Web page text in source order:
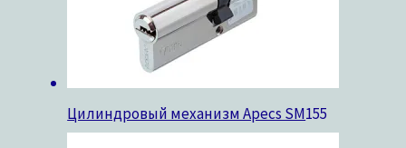
Цилиндровый механизм Apecs SM155